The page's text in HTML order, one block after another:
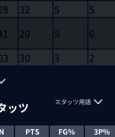
32 5
5
20 5
6
30 3 2
ッツ スタッツ用語
PTS FG% 3P%